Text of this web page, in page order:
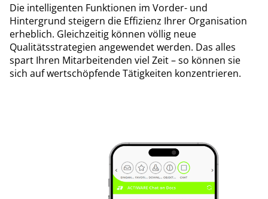
Die intelligenten Funktionen im Vorder- und
Hintergrund steigern die Effizienz Ihrer Organisation
erheblich. Gleichzeitig können völlig neue
Qualitätsstrategien angewendet werden. Das alles
spart Ihren Mitarbeitenden viel Zeit – so können sie
sich auf wertschöpfende Tätigkeiten konzentrieren.